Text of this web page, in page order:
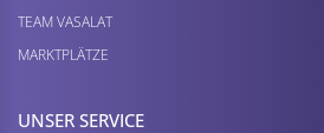
TEAM VASALAT
MARKTPLÄTZE
UNSER SERVICE